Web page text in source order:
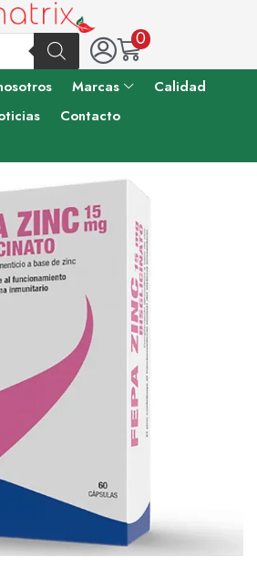
0
Marcas
Calidad
Contacto